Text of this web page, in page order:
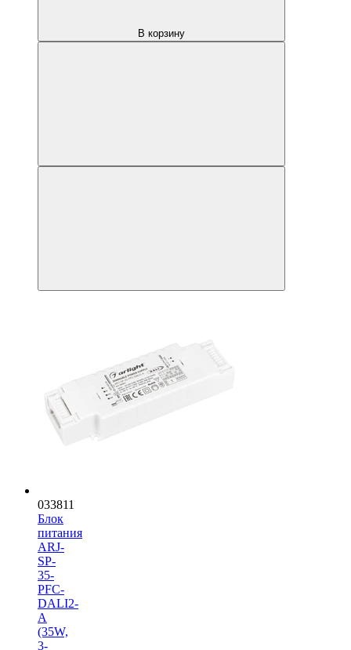
В корзину
033811
Блок
питания
ARJ-
SP-
35-
PFC-
DALI2-
A
(35W,
3-